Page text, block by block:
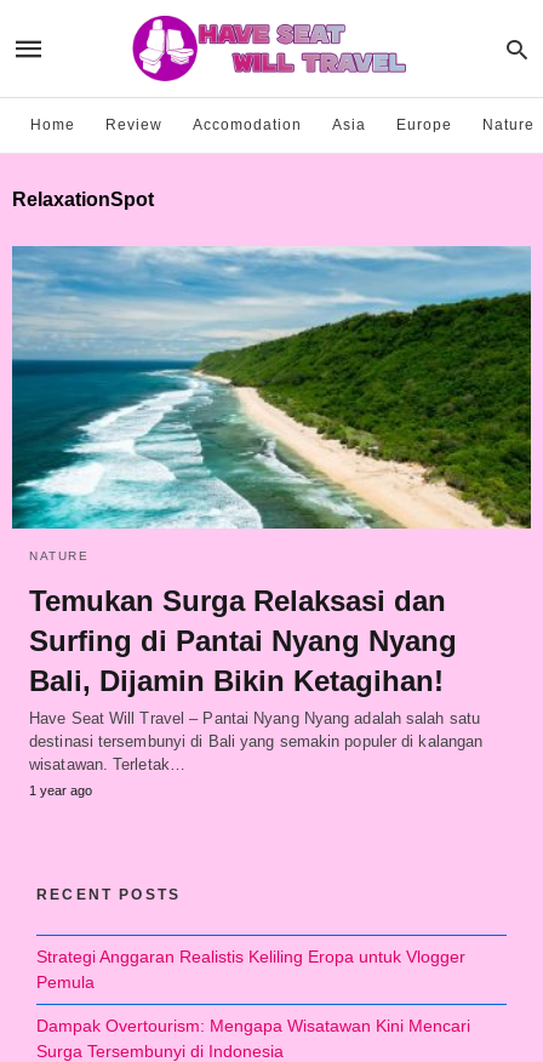
Home Review Accomodation Asia Europe Nature
RelaxationSpot
NATURE
Temukan Surga Relaksasi dan
Surfing di Pantai Nyang Nyang
Bali, Dijamin Bikin Ketagihan!
Have Seat Will Travel – Pantai Nyang Nyang adalah salah satu
destinasi tersembunyi di Bali yang semakin populer di kalangan
wisatawan. Terletak…
1 year ago
RECENT POSTS
Strategi Anggaran Realistis Keliling Eropa untuk Vlogger
Pemula
Dampak Overtourism: Mengapa Wisatawan Kini Mencari
Surga Tersembunyi di Indonesia